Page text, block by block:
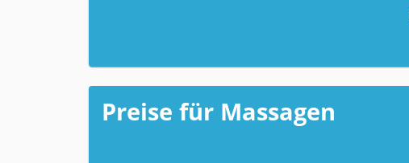
Preise für Massagen